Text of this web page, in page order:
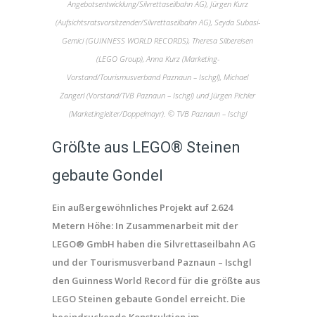
Angebotsentwicklung/Silvrettaseilbahn AG), Jürgen Kurz
(Aufsichtsratsvorsitzender/Silvrettaseilbahn AG), Seyda Subasi-
Gemici (GUINNESS WORLD RECORDS), Theresa Silbereisen
(LEGO Group), Anna Kurz (Marketing-
Vorstand/Tourismusverband Paznaun – Ischgl), Michael
Zangerl (Vorstand/TVB Paznaun – Ischgl) und Jürgen Pichler
(Marketingleiter/Doppelmayr). © TVB Paznaun – Ischgl
Größte aus LEGO® Steinen
gebaute Gondel
Ein außergewöhnliches Projekt auf 2.624
Metern Höhe: In Zusammenarbeit mit der
LEGO® GmbH haben die Silvrettaseilbahn AG
und der Tourismusverband Paznaun – Ischgl
den Guinness World Record für die größte aus
LEGO Steinen gebaute Gondel erreicht. Die